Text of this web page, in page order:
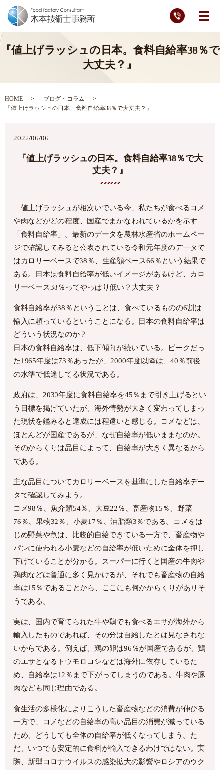
メ
『値上げラッシュの日本。食料自給率38％で
大丈夫？』
HOME
ブログ・コラム
『値上げラッシュの日本。食料自給率38％で大丈夫？』
2022/06/06
『値上げラッシュの日本。食料自給率38％で大
丈夫？』
値上げラッシュが相次いでいる今、私たちが食べるコメ
や肉などがどの程度、国産でまかなわれているかを示す
「食料自給率」。最新のデータを農林水産省のホームペー
ジで確認してみると公表されている令和元年度のデータで
はカロリーベースで38％、生産額ベース66％という結果で
ある。日本は食料自給率が低いイメージがあるけど、カロ
リーベース38％ってやっぱり低い？大丈夫？
食料自給率が38％ということは、食べているものの6割は
輸入に頼っているということになる。日本の食料自給率は
どういう状況なのか？
日本の食料自給率は、低下傾向が続いている。ピークだっ
た1965年度は73％あったが、2000年度以降は、40％前後
の水準で低迷してる状況である。
政府は、2030年度に食料自給率を45％まで引き上げるとい
う目標を掲げていたが、海外情勢が大きく変わってしまっ
た現状を鑑みると達成には程遠いと感じる。コメなどは、
ほとんどが国産であるが、なぜ自給率が低いままなのか。
そのからくりは品目によって、自給率が大きく異なるから
である。
主な品目についてカロリーベースを基準にした自給率デー
タで確認してみよう。
コメ98％、魚介類54％、大豆22％、畜産物15％、野菜
76％、果物32％、小麦17％、油脂類3％である。コメをは
じめ野菜や魚は、比較的自給できている一方で、畜産物や
パンに使われる小麦などの自給率が低いために全体を押し
下げていることが分かる。スーパーに行くと国産の牛肉や
鶏肉などは普通に多く見かけるが、それでも畜産物の自給
率は15％であることから、ここにも何かからくりがありそ
うである。
実は、国内で育てられた牛や鶏でも食べるエサが海外から
輸入したものであれば、その分は自給したとは見なされな
いからである。例えば、鶏の卵は96％が国産であるが、鶏
のエサとなるトウモロコシなどは海外に依存しているた
め、自給率は12％まで下がってしまうのである。牛肉や豚
肉なども同じ理由である。
食生活の多様化によりこうした畜産物などの消費が伸びる
一方で、コメなどの自給率の高い品目の消費が減っている
ため、どうしても全体の自給率が低くなってしまう。た
だ、いつでも安定的に食料が輸入できるわけではない。実
際、新型コロナウイルスの感染拡大の影響やロシアのウク